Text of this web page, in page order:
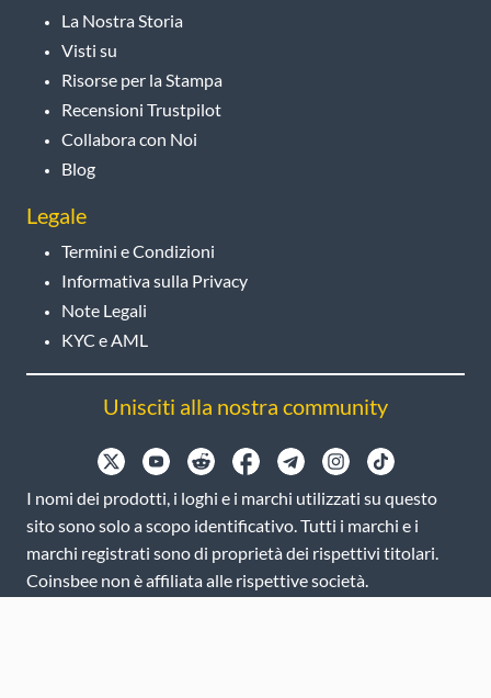
La Nostra Storia
Visti su
Risorse per la Stampa
Recensioni Trustpilot
Collabora con Noi
Blog
Legale
Termini e Condizioni
Informativa sulla Privacy
Note Legali
KYC e AML
Unisciti alla nostra community
I nomi dei prodotti, i loghi e i marchi utilizzati su questo
sito sono solo a scopo identificativo. Tutti i marchi e i
marchi registrati sono di proprietà dei rispettivi titolari.
Coinsbee non è affiliata alle rispettive società.